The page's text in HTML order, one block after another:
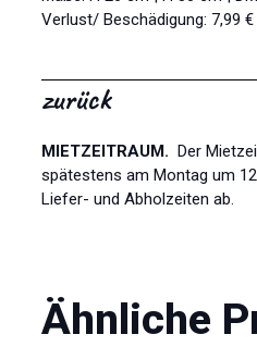
Verlust/ Beschädigung: 7,99 €
zurück
MIETZEITRAUM. Der
spätestens am Montag um
Liefer- und Abholzeiten ab.
Ähnliche